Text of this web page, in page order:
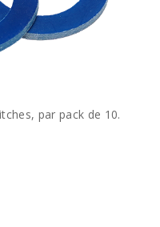
par pack de 10.